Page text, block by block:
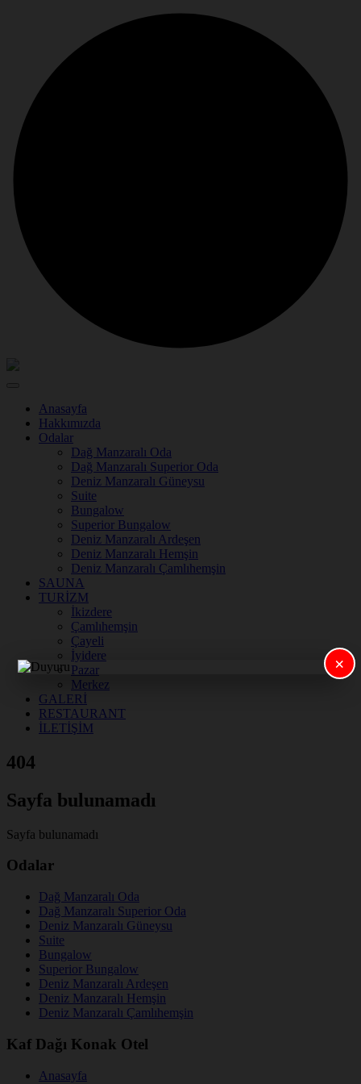
Anasayfa
Hakkımızda
Odalar
Dağ Manzaralı Oda
Dağ Manzaralı Superior Oda
Deniz Manzaralı Güneysu
Suite
Bungalow
Superior Bungalow
Deniz Manzaralı Ardeşen
Deniz Manzaralı Hemşin
Deniz Manzaralı Çamlıhemşin
SAUNA
TURİZM
İkizdere
Çamlıhemşin
Çayeli
İyidere
Pazar
Merkez
GALERİ
RESTAURANT
İLETİŞİM
404
Sayfa bulunamadı
Sayfa bulunamadı
Odalar
Dağ Manzaralı Oda
Dağ Manzaralı Superior Oda
Deniz Manzaralı Güneysu
Suite
Bungalow
Superior Bungalow
Deniz Manzaralı Ardeşen
Deniz Manzaralı Hemşin
Deniz Manzaralı Çamlıhemşin
Kaf Dağı Konak Otel
Anasayfa
×